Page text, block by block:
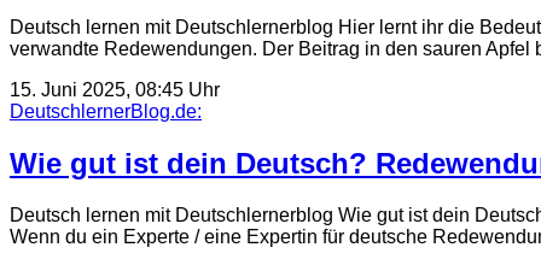
Deutsch lernen mit Deutschlernerblog Hier lernt ihr die
verwandte Redewendungen. Der Beitrag in den sauren
15. Juni 2025, 08:45 Uhr
DeutschlernerBlog.de:
Wie gut ist dein Deutsch?
Deutsch lernen mit Deutschlernerblog Wie gut ist dein
Wenn du ein Experte / eine Expertin für deutsche